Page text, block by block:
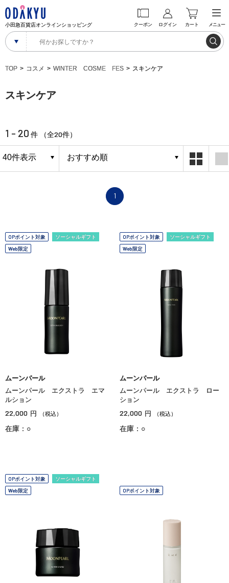
小田急百貨店オンラインショッピング クーポン ログイン カート メニュー
TOP コスメ WINTER COSME FES スキンケア
スキンケア
1 - 20 件 （全20件）
1
OPポイント対象
ソーシャルギフト
Web限定
ムーンパール
ムーンパール エクストラ エマ
ルション
22,000 円 （税込）
在庫：○
OPポイント対象
ソーシャルギフト
Web限定
ムーンパール
ムーンパール エクストラ ロー
ション
22,000 円 （税込）
在庫：○
OPポイント対象
ソーシャルギフト
Web限定
OPポイント対象